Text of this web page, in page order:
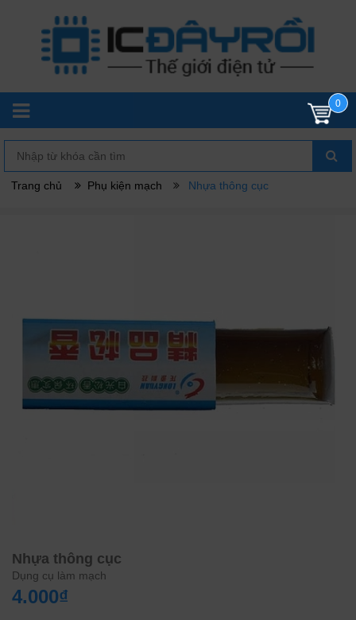
0
Trang chủ Phụ kiện mạch Nhựa thông cục
Nhựa thông cục
Dụng cụ làm mạch
4.000₫